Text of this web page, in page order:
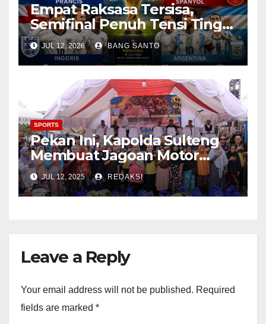
Empat Raksasa Tersisa,
Semifinal Penuh Tensi Tinggi
di Piala Dunia 2026
JUL 12, 2026 BANG SANTO
SPORTS
Pekan Ini, Kapolda Sulteng
Membuat Jagoan Motor
Beradu ketangkasan
JUL 12, 2025 REDAKSI
Leave a Reply
Your email address will not be published. Required
fields are marked *